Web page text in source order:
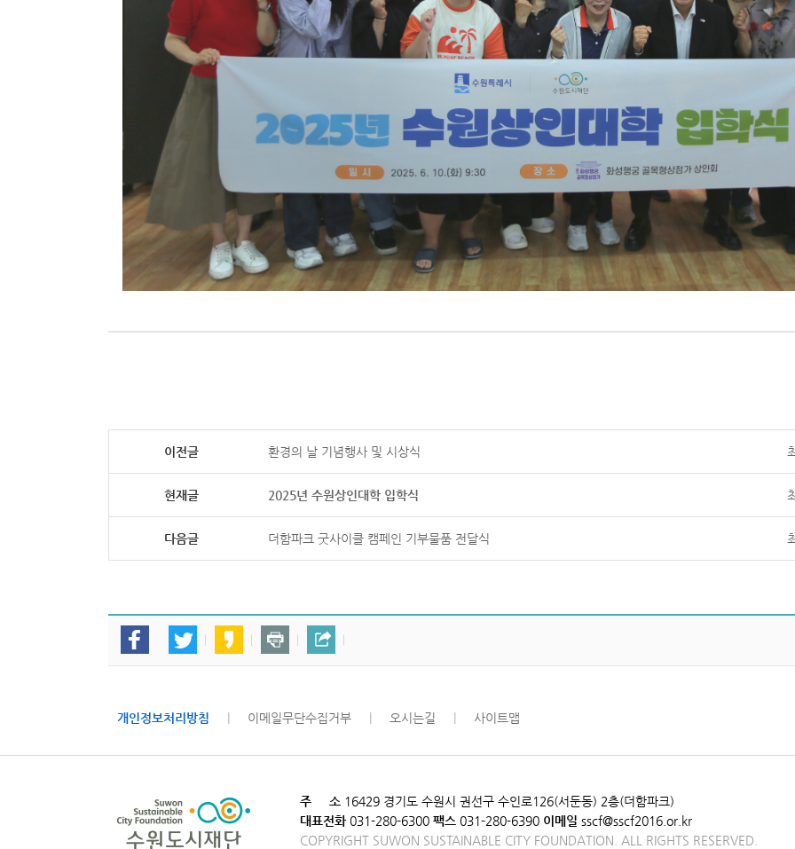
이전글 환경의 날 기념행사 및 시상식
현재글 2025년 수원상인대학 입학식
다음글 더함파크 굿사이클 캠페인 기부물품 전달식
개인정보처리방침 이메일무단수집거부 오시는길 사이트맵
주 소 16429 ​경기도 수원시 권선구 수인로126(서둔동) 2층(더함파크)
대표전화 031-280-6300 팩스 031-280-6390 이메일 sscf@sscf2016.or.kr
COPYRIGHT SUWON SUSTAINABLE CITY FOUNDATION. ALL RIGHTS RESERVED.